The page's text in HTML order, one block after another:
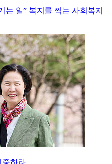
는 일” 복지를 찍는 사회복지
중하라